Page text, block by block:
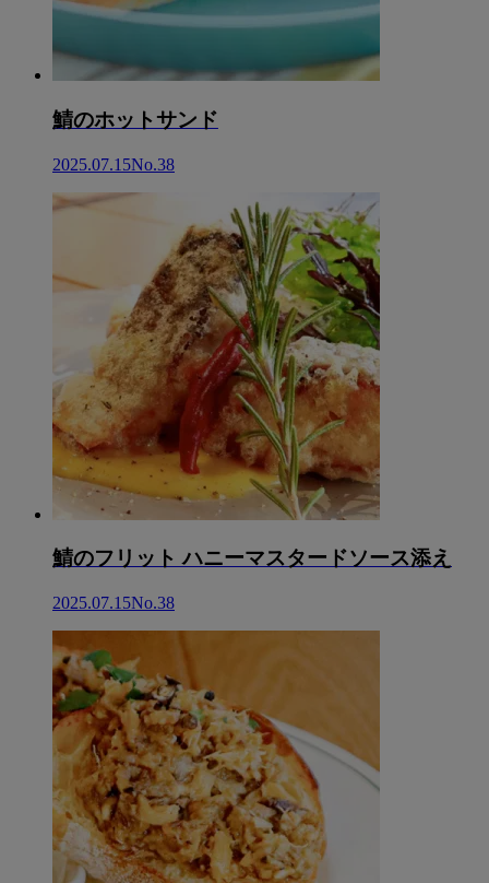
鯖のホットサンド
2025.07.15No.38
鯖のフリット ハニーマスタードソース添え
2025.07.15No.38